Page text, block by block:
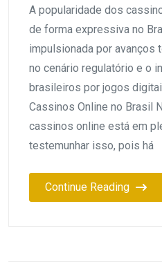
A popularidade dos
de forma expressiva no
impulsionada por avanços
no cenário regulatório e o
brasileiros por jogos
Cassinos Online no Brasil
cassinos online está em
testemunhar isso, pois há
Continue Reading